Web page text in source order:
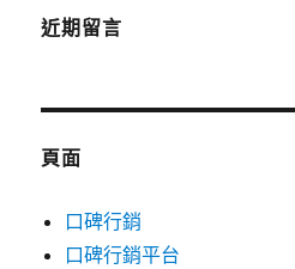
近期留言
頁面
口碑行銷
口碑行銷平台